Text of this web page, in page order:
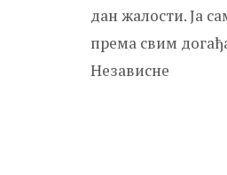
дан жалости. Ја
према свим
Независне